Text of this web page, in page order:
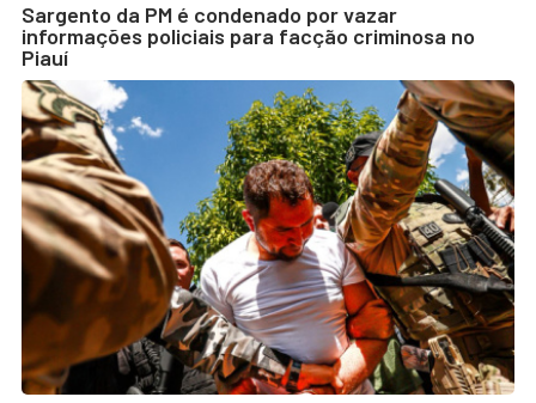
Sargento da PM é condenado por vazar
informações policiais para facção criminosa no
Piauí